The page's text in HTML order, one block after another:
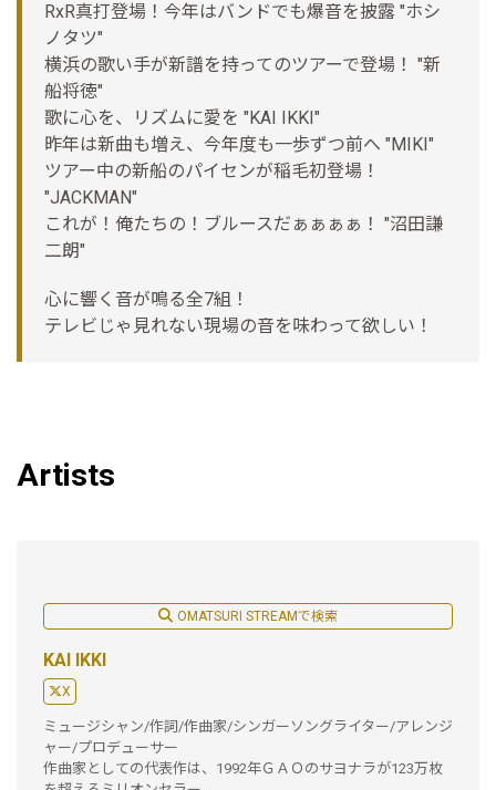
RxR真打登場！今年はバンドでも爆音を披露 "ホシ
ノタツ"
横浜の歌い手が新譜を持ってのツアーで登場！ "新
船将徳"
歌に心を、リズムに愛を "KAI IKKI"
昨年は新曲も増え、今年度も一歩ずつ前へ "MIKI"
ツアー中の新船のパイセンが稲毛初登場！
"JACKMAN"
これが！俺たちの！ブルースだぁぁぁぁ！ "沼田謙
二朗"
心に響く音が鳴る全7組！
テレビじゃ見れない現場の音を味わって欲しい！
Artists
OMATSURI STREAMで検索
KAI IKKI
X
ミュージシャン/作詞/作曲家/シンガーソングライター/アレンジ
ャー/プロデューサー
作曲家としての代表作は、1992年ＧＡＯのサヨナラが123万枚